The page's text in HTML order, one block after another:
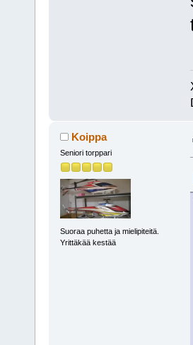
Koippa
Seniori torppari
Suoraa puhetta ja mielipiteitä.
Yrittäkää kestää